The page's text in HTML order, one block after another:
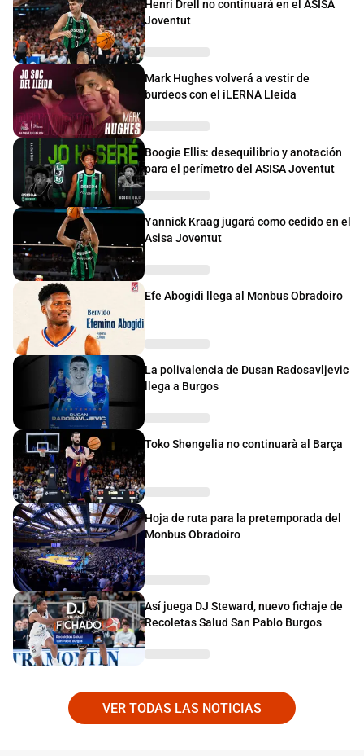
Henri Drell no continuará en el ASISA
Joventut
Mark Hughes volverá a vestir de
burdeos con el iLERNA Lleida
Boogie Ellis: desequilibrio y anotación
para el perímetro del ASISA Joventut
Yannick Kraag jugará como cedido en el
Asisa Joventut
Efe Abogidi llega al Monbus Obradoiro
La polivalencia de Dusan Radosavljevic
llega a Burgos
Toko Shengelia no continuarà al Barça
Hoja de ruta para la pretemporada del
Monbus Obradoiro
Así juega DJ Steward, nuevo fichaje de
Recoletas Salud San Pablo Burgos
VER TODAS LAS NOTICIAS